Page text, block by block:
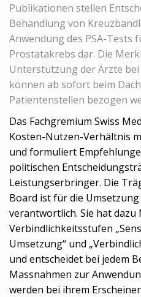
Publikationen stellen
Behandlung von
Anwendung des PSA-Tests
Prostatakrebs dar. Die
Unterstützung der Ärzte
können ab sofort beim
Patientenstellen bezogen
Das Fachgremium Swiss
Kosten-Nutzen-Verhältnis
und formuliert
politischen
Leistungserbringer. Die
Board ist für die
verantwortlich. Sie hat
Verbindlichkeitsstufen
Umsetzung“ und
und entscheidet bei jedem
Massnahmen zur
werden bei ihrem